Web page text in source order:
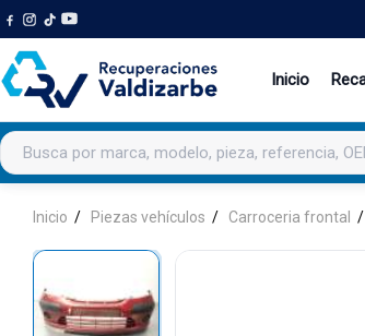
Inicio
Buscar productos
Inicio Piezas vehículos Carroceria frontal